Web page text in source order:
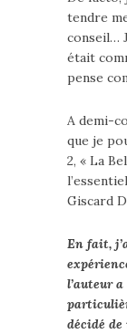
tendre
conseil…
était
pense
A demi-
que je
2, « La
Giscard
En fait,
l’auteur
décidé de